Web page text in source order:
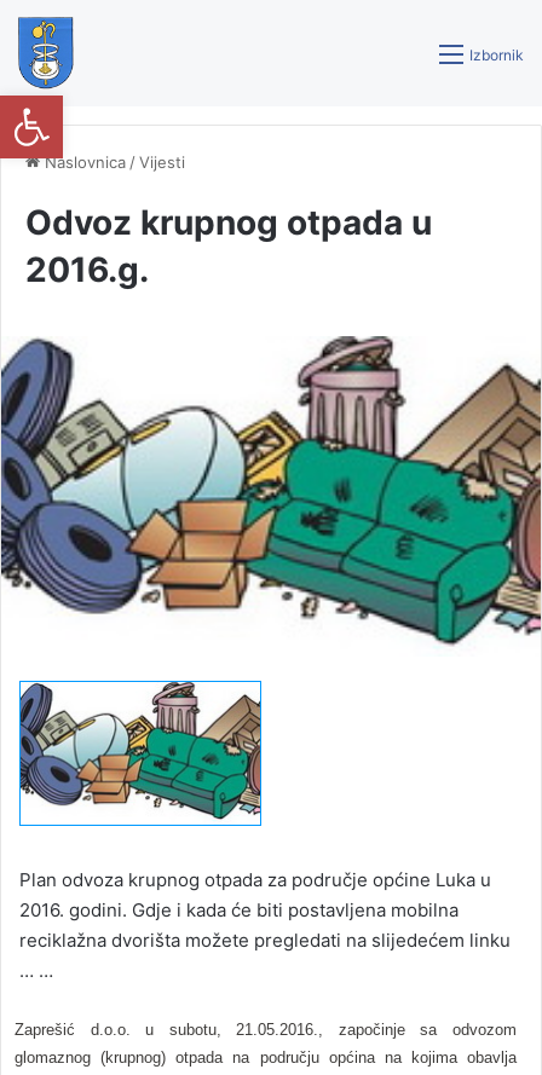
Izbornik
Naslovnica /Vijesti
Odvoz krupnog otpada u
2016.g.
Plan odvoza krupnog otpada za područje općine Luka u
2016. godini. Gdje i kada će biti postavljena mobilna
reciklažna dvorišta možete pregledati na slijedećem linku
… …
Zaprešić d.o.o. u subotu, 21.05.2016., započinje sa odvozom
glomaznog (krupnog) otpada na području općina na kojima obavlja
Open toolbar